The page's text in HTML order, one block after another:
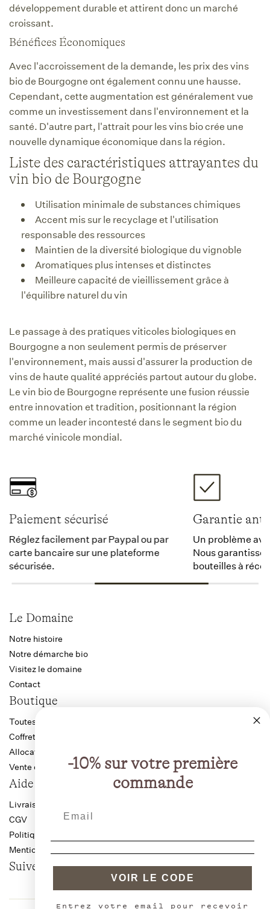
développement durable et attirent donc un marché
croissant.
Bénéfices Économiques
Avec l'accroissement de la demande, les prix des vins
bio de Bourgogne ont également connu une hausse.
Cependant, cette augmentation est généralement vue
comme un investissement dans l'environnement et la
santé. D'autre part, l'attrait pour les vins bio crée une
nouvelle dynamique économique dans la région.
Liste des caractéristiques attrayantes du
vin bio de Bourgogne
Utilisation minimale de substances chimiques
Accent mis sur le recyclage et l'utilisation
responsable des ressources
Maintien de la diversité biologique du vignoble
Aromatiques plus intenses et distinctes
Meilleure capacité de vieillissement grâce à
l'équilibre naturel du vin
Le passage à des pratiques viticoles biologiques en
Bourgogne a non seulement permis de préserver
l'environnement, mais aussi d'assurer la production de
vins de haute qualité appréciés partout autour du globe.
Le vin bio de Bourgogne représente une fusion réussie
entre innovation et tradition, positionnant la région
comme un leader incontesté dans le segment bio du
marché vinicole mondial.
Paiement sécurisé
Réglez facilement par Paypal ou par
carte bancaire sur une plateforme
sécurisée.
Garantie
Un problème
Nous
bouteilles à
Le Domaine
Notre histoire
Notre démarche bio
Visitez le domaine
Contact
Boutique
Toutes les cuvées
Coffrets
Allocation Bourgogne
Vente directe producteur
Aide
Livraison anti-casse
CGV
Politique de confidentialité
Mentions légales
Suivez-nous
-10% sur votre première
commande
VOIR LE CODE
Entrez votre email pour recevoir